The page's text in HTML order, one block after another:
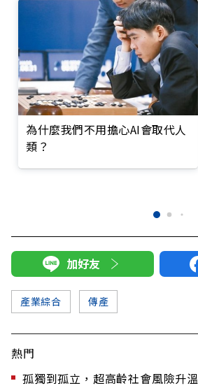
為什麼我們不用擔心AI會取代人
類？
加好友
產業綜合 傳產
熱門
孤獨到孤立，超高齡社會風險升溫